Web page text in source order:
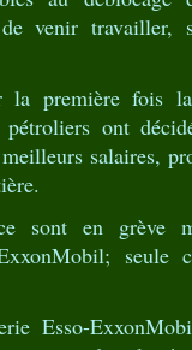
venir travailler,
la première fois
ont
salaires,
sont en grève
seule
Esso-